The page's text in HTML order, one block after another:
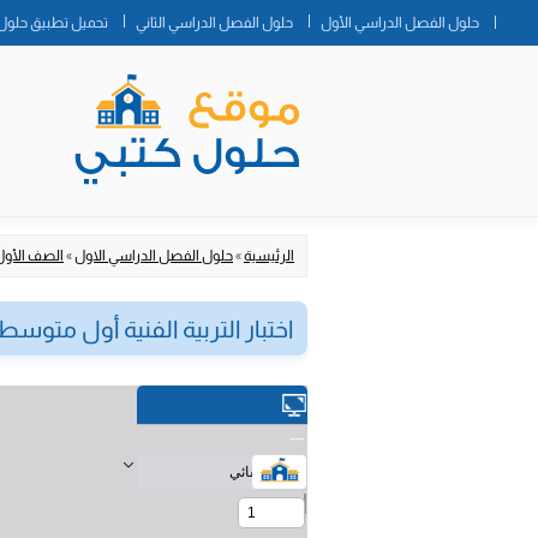
حلول الفصل الدراسي الأول حلول الفصل الدراسي الثاني تحميل تطبيق
الرئيسية»حلول الفصل الدراسي الاول» الصف
اختبار التربية الفنية أول متوسط